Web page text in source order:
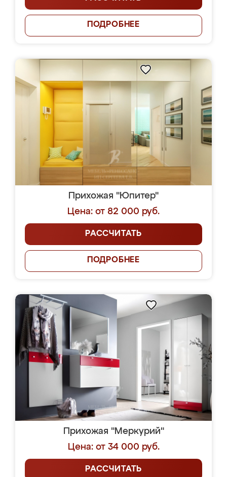
ПОДРОБНЕЕ
Прихожая "Юпитер"
Цена: от 82 000 руб.
РАССЧИТАТЬ
ПОДРОБНЕЕ
Прихожая "Меркурий"
Цена: от 34 000 руб.
РАССЧИТАТЬ